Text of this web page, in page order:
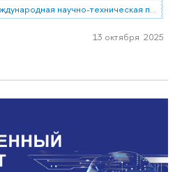
международная научно-техническая политика
13 октября 2025